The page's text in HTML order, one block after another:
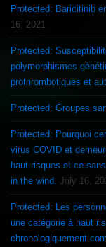
Protected: Baricitinib
16, 2021
Protected:
polymorphismes
prothrombotiques et
Protected: Groupes
Protected: Pourquoi
virus COVID et
haut risques et ce
in the wind. July 16,
Protected: Les
une catégorie à haut
chronologiquement